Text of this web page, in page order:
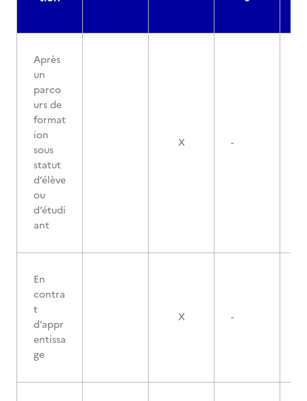
Après
un
parco
urs de
format
ion
sous
statut
d’élève
ou
d’étudi
ant
X -
En
contra
t
d’appr
entissa
ge
X -